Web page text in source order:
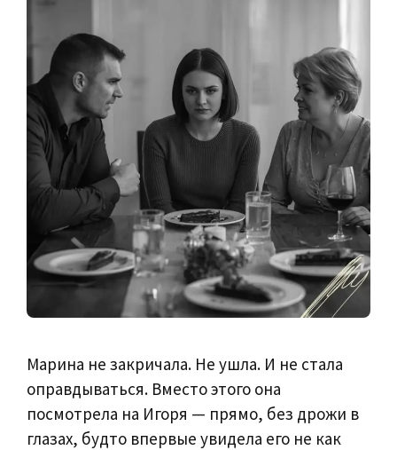
Марина не закричала. Не ушла. И не стала
оправдываться. Вместо этого она
посмотрела на Игоря — прямо, без дрожи в
глазах, будто впервые увидела его не как